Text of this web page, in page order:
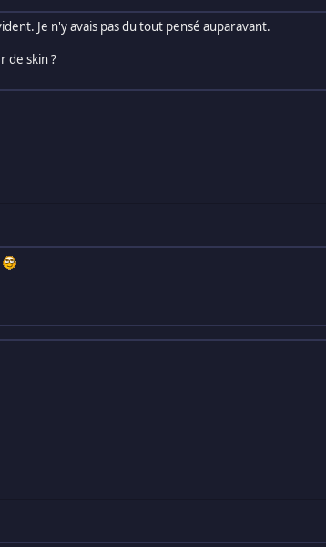
Je n'y avais pas du tout pensé auparavant.
de skin ?